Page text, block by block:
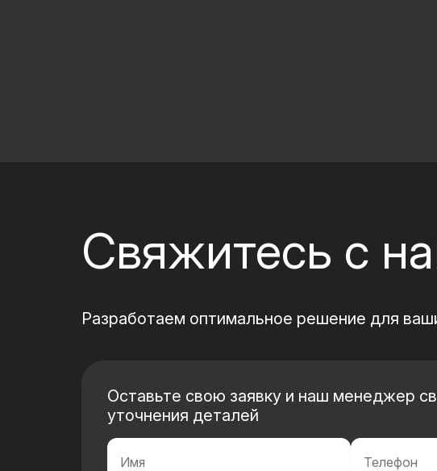
Свяжитесь с
Разработаем оптимальное решение для
Оставьте свою заявку и наш менеджер
уточнения деталей